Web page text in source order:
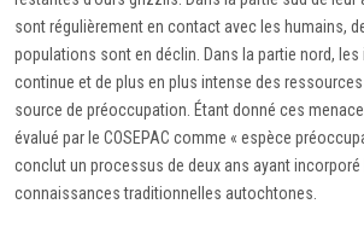
sont régulièrement en contact avec les humains,
populations sont en déclin. Dans la partie nord, les
continue et de plus en plus intense des
source de préoccupation. Étant donné ces
évalué par le COSEPAC comme « espèce
conclut un processus de deux ans ayant
connaissances traditionnelles autochtones.